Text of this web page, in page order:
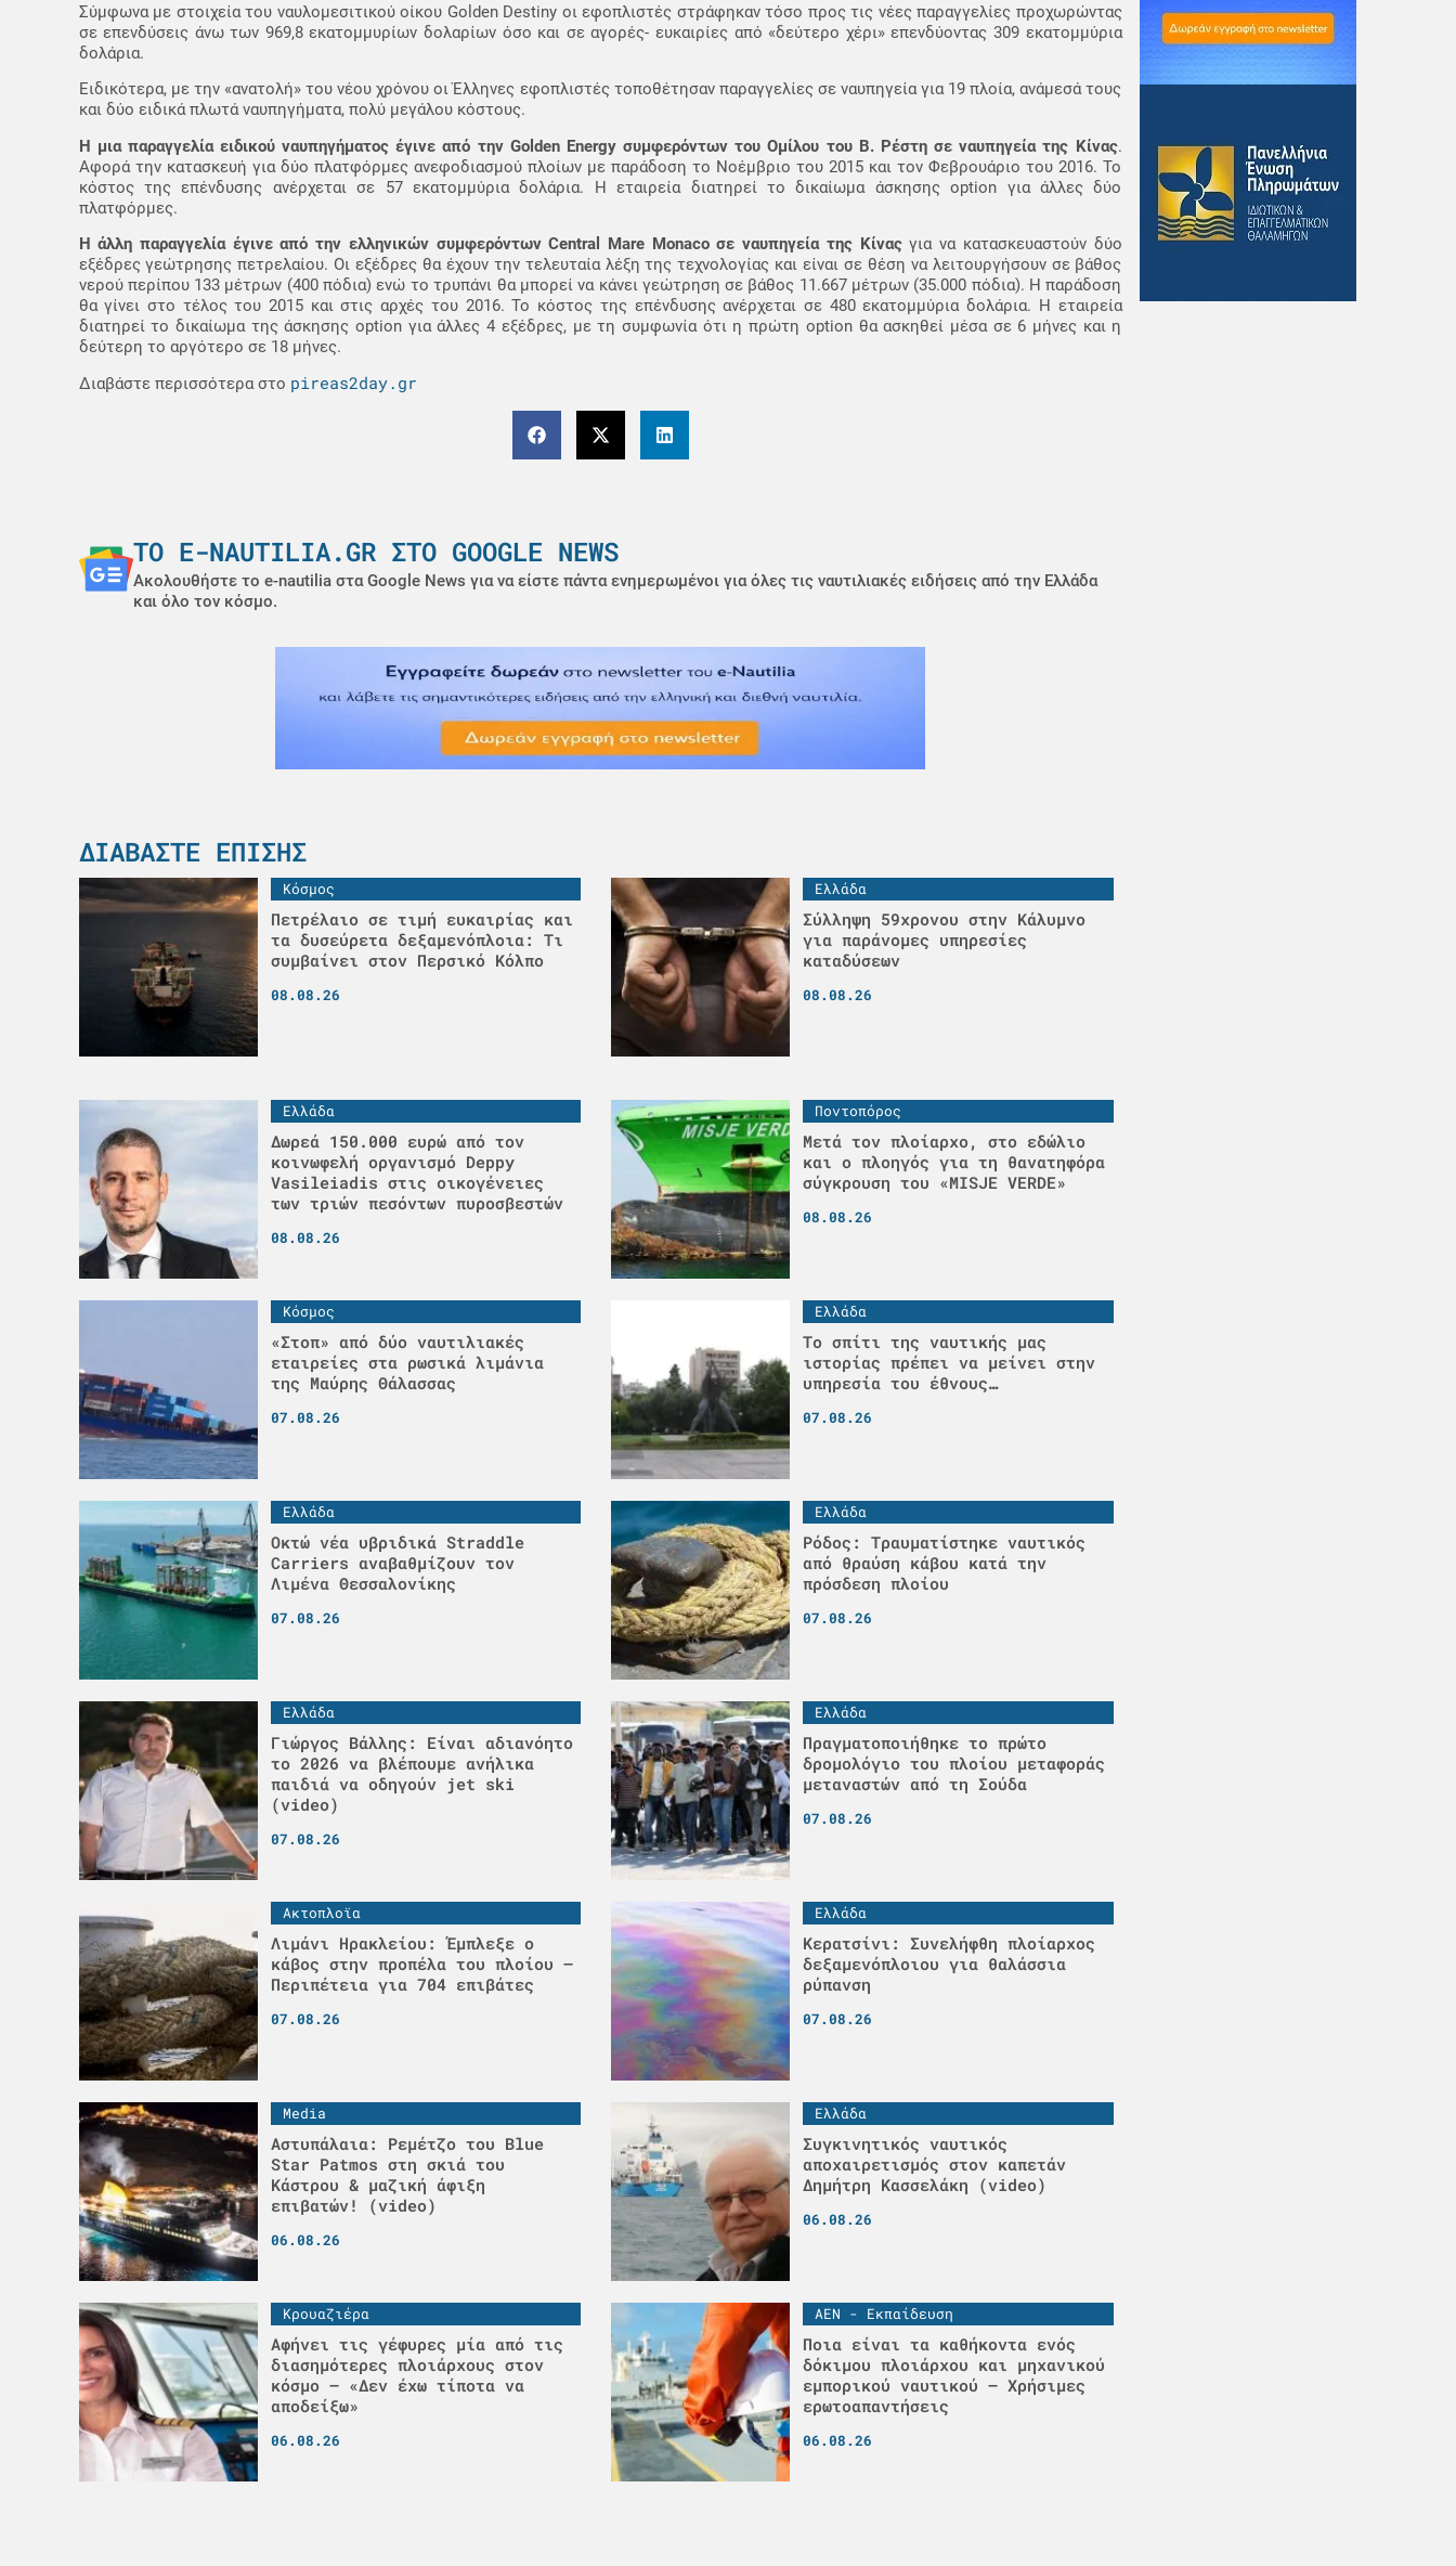
Σύμφωνα με στοιχεία του ναυλομεσιτικού οίκου Golden Destiny οι εφοπλιστές στράφηκαν τόσο προς τις νέες παραγγελίες προχωρώντας
σε επενδύσεις άνω των 969,8 εκατομμυρίων δολαρίων όσο και σε αγορές- ευκαιρίες από «δεύτερο χέρι» επενδύοντας 309 εκατομμύρια
δολάρια.
Ειδικότερα, με την «ανατολή» του νέου χρόνου οι Έλληνες εφοπλιστές τοποθέτησαν παραγγελίες σε ναυπηγεία για 19 πλοία, ανάμεσά τους
και δύο ειδικά πλωτά ναυπηγήματα, πολύ μεγάλου κόστους.
Η μια παραγγελία ειδικού ναυπηγήματος έγινε από την Golden Energy συμφερόντων του Ομίλου του Β. Ρέστη σε ναυπηγεία της Κίνας.
Αφορά την κατασκευή για δύο πλατφόρμες ανεφοδιασμού πλοίων με παράδοση το Νοέμβριο του 2015 και τον Φεβρουάριο του 2016. Το
κόστος της επένδυσης ανέρχεται σε 57 εκατομμύρια δολάρια. Η εταιρεία διατηρεί το δικαίωμα άσκησης option για άλλες δύο
πλατφόρμες.
Η άλλη παραγγελία έγινε από την ελληνικών συμφερόντων Central Mare Monaco σε ναυπηγεία της Κίναςγια να κατασκευαστούν δύο
εξέδρες γεώτρησης πετρελαίου. Οι εξέδρες θα έχουν την τελευταία λέξη της τεχνολογίας και είναι σε θέση να λειτουργήσουν σε βάθος
νερού περίπου 133 μέτρων (400 πόδια) ενώ το τρυπάνι θα μπορεί να κάνει γεώτρηση σε βάθος 11.667 μέτρων (35.000 πόδια). Η παράδοση
θα γίνει στο τέλος του 2015 και στις αρχές του 2016. Το κόστος της επένδυσης ανέρχεται σε 480 εκατομμύρια δολάρια. Η εταιρεία
διατηρεί το δικαίωμα της άσκησης option για άλλες 4 εξέδρες, με τη συμφωνία ότι η πρώτη option θα ασκηθεί μέσα σε 6 μήνες και η
δεύτερη το αργότερο σε 18 μήνες.
Διαβάστε περισσότερα στο pireas2day.gr
ΤΟ E-NAUTILIA.GR ΣΤΟ GOOGLE NEWS
Ακολουθήστε το e-nautilia στα Google News για να είστε πάντα ενημερωμένοι για όλες τις ναυτιλιακές ειδήσεις από την Ελλάδα
και όλο τον κόσμο.
ΔΙΑΒΆΣΤΕ ΕΠΊΣΗΣ
Κόσμος
Πετρέλαιο σε τιμή ευκαιρίας και
τα δυσεύρετα δεξαμενόπλοια: Τι
συμβαίνει στον Περσικό Κόλπο
08.08.26
Ελλάδα
Σύλληψη 59χρονου στην Κάλυμνο
για παράνομες υπηρεσίες
καταδύσεων
08.08.26
Ελλάδα
Δωρεά 150.000 ευρώ από τον
κοινωφελή οργανισμό Deppy
Vasileiadis στις οικογένειες
των τριών πεσόντων πυροσβεστών
08.08.26
Ποντοπόρος
Μετά τον πλοίαρχο, στο εδώλιο
και ο πλοηγός για τη θανατηφόρα
σύγκρουση του «MISJE VERDE»
08.08.26
Κόσμος
«Στοπ» από δύο ναυτιλιακές
εταιρείες στα ρωσικά λιμάνια
της Μαύρης Θάλασσας
07.08.26
Ελλάδα
Το σπίτι της ναυτικής μας
ιστορίας πρέπει να μείνει στην
υπηρεσία του έθνους…
07.08.26
Ελλάδα
Οκτώ νέα υβριδικά Straddle
Carriers αναβαθμίζουν τον
Λιμένα Θεσσαλονίκης
07.08.26
Ελλάδα
Ρόδος: Τραυματίστηκε ναυτικός
από θραύση κάβου κατά την
πρόσδεση πλοίου
07.08.26
Ελλάδα
Γιώργος Βάλλης: Είναι αδιανόητο
το 2026 να βλέπουμε ανήλικα
παιδιά να οδηγούν jet ski
(video)
07.08.26
Ελλάδα
Πραγματοποιήθηκε το πρώτο
δρομολόγιο του πλοίου μεταφοράς
μεταναστών από τη Σούδα
07.08.26
Ακτοπλοϊα
Λιμάνι Ηρακλείου: Έμπλεξε ο
κάβος στην προπέλα του πλοίου –
Περιπέτεια για 704 επιβάτες
07.08.26
Ελλάδα
Κερατσίνι: Συνελήφθη πλοίαρχος
δεξαμενόπλοιου για θαλάσσια
ρύπανση
07.08.26
Media
Αστυπάλαια: Ρεμέτζο του Blue
Star Patmos στη σκιά του
Κάστρου & μαζική άφιξη
επιβατών! (video)
06.08.26
Ελλάδα
Συγκινητικός ναυτικός
αποχαιρετισμός στον καπετάν
Δημήτρη Κασσελάκη (video)
06.08.26
Κρουαζιέρα
Αφήνει τις γέφυρες μία από τις
διασημότερες πλοιάρχους στον
κόσμο – «Δεν έχω τίποτα να
αποδείξω»
06.08.26
ΑΕΝ - Εκπαίδευση
Ποια είναι τα καθήκοντα ενός
δόκιμου πλοιάρχου και μηχανικού
εμπορικού ναυτικού – Χρήσιμες
ερωτοαπαντήσεις
06.08.26